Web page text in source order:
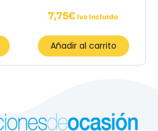
7,75€ Iva Incluido
Añadir al carrito